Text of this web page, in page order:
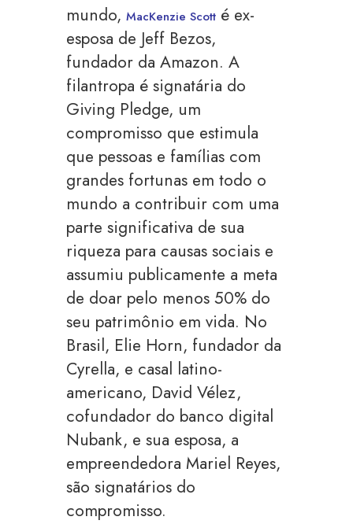
mundo,MacKenzie Scott é ex-
esposa de Jeff Bezos,
fundador da Amazon. A
filantropa é signatária do
Giving Pledge, um
compromisso que estimula
que pessoas e famílias com
grandes fortunas em todo o
mundo a contribuir com uma
parte significativa de sua
riqueza para causas sociais e
assumiu publicamente a meta
de doar pelo menos 50% do
seu patrimônio em vida. No
Brasil, Elie Horn, fundador da
Cyrella, e casal latino-
americano, David Vélez,
cofundador do banco digital
Nubank, e sua esposa, a
empreendedora Mariel Reyes,
são signatários do
compromisso.